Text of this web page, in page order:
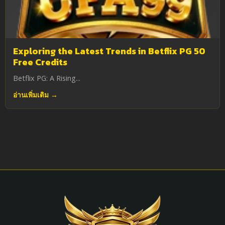
Exploring the Latest Trends in Betflix PG 50
Free Credits
Betflix PG: A Rising...
อ่านเพิ่มเติม →